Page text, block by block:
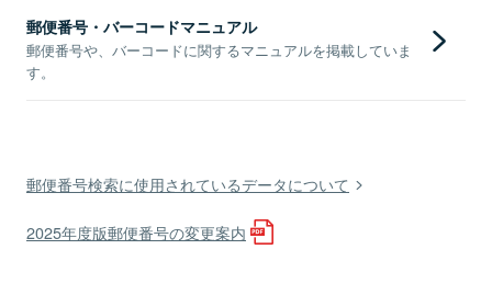
郵便番号・バーコードマニュアル
郵便番号や、バーコードに関するマニュアルを掲載していま
す。
郵便番号検索に使用されているデータについて
2025年度版郵便番号の変更案内